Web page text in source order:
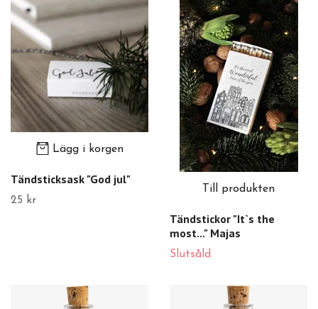
Lägg i korgen
Tändsticksask "God jul"
25 kr
Till produkten
Tändstickor "It`s the
most..." Majas
Slutsåld